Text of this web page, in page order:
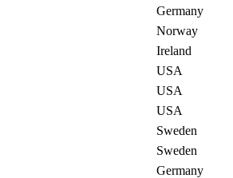
Germany
Norway
Ireland
USA
USA
USA
Sweden
Sweden
Germany